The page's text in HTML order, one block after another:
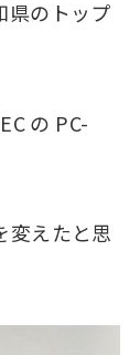
県のトップ
の PC-
変えたと思